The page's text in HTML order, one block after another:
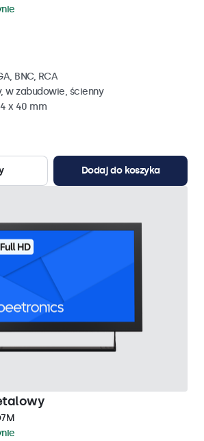
BNC, RCA
w zabudowie, ścienny
x 40 mm
Dodaj do koszyka